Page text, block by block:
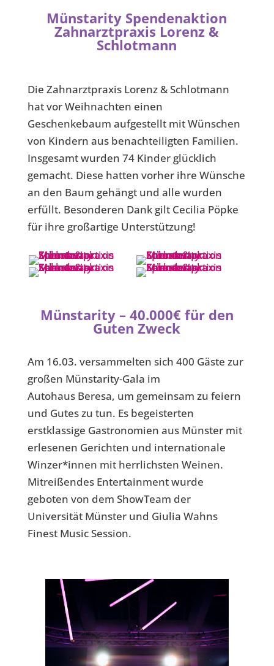
Münstarity Spendenaktion
Zahnarztpraxis Lorenz &
Schlotmann
Die Zahnarztpraxis Lorenz & Schlotmann
hat vor Weihnachten einen
Geschenkebaum aufgestellt mit Wünschen
von Kindern aus benachteiligten Familien.
Insgesamt wurden 74 Kinder glücklich
gemacht. Diese hatten vorher ihre Wünsche
an den Baum gehängt und alle wurden
erfüllt. Besonderen Dank gilt Cecilia Pöpke
für ihre großartige Unterstützung!
Münstarity – 40.000€ für den
Guten Zweck
Am 16.03. versammelten sich 400 Gäste zur
großen Münstarity-Gala im
Autohaus Beresa, um gemeinsam zu feiern
und Gutes zu tun. Es begeisterten
erstklassige Gastronomien aus Münster mit
erlesenen Gerichten und internationale
Winzer*innen mit herrlichsten Weinen.
Mitreißendes Entertainment wurde
geboten von dem ShowTeam der
Universität Münster und Giulia Wahns
Finest Music Session.